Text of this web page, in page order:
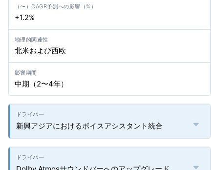
+1.2%
北米および西欧
中期（2〜4年）
新興アジアにおけるボイスアシスタント統合